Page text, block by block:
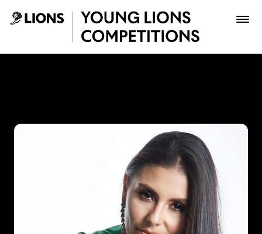
Saltar al contenido principal
Inscribir
Boletería